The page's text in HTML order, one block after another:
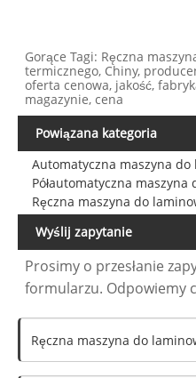
Gorące Tagi: Ręczna
termicznego, Chiny,
oferta cenowa, jakość,
magazynie, cena
Powiązana kategoria
Automatyczna maszyna
Półautomatyczna
Ręczna maszyna do
Wyślij zapytanie
Prosimy o przesłanie
formularzu. Odpowiemy